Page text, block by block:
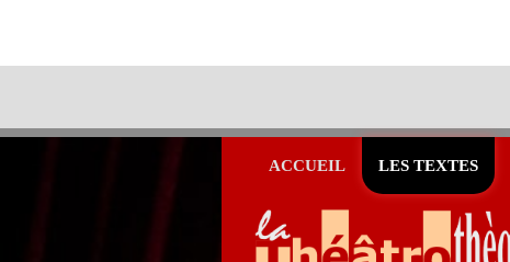
ACCUEIL LES TEXTES